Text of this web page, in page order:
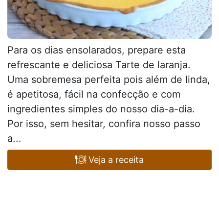
Para os dias ensolarados, prepare esta
refrescante e deliciosa Tarte de laranja.
Uma sobremesa perfeita pois além de linda,
é apetitosa, fácil na confecção e com
ingredientes simples do nosso dia-a-dia.
Por isso, sem hesitar, confira nosso passo
a...
Veja a receita